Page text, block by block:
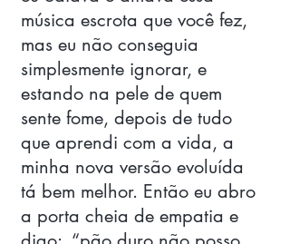
música escrota que você fez,
mas eu não conseguia
simplesmente ignorar, e
estando na pele de quem
sente fome, depois de tudo
que aprendi com a vida, a
minha nova versão evoluída
tá bem melhor. Então eu abro
a porta cheia de empatia e